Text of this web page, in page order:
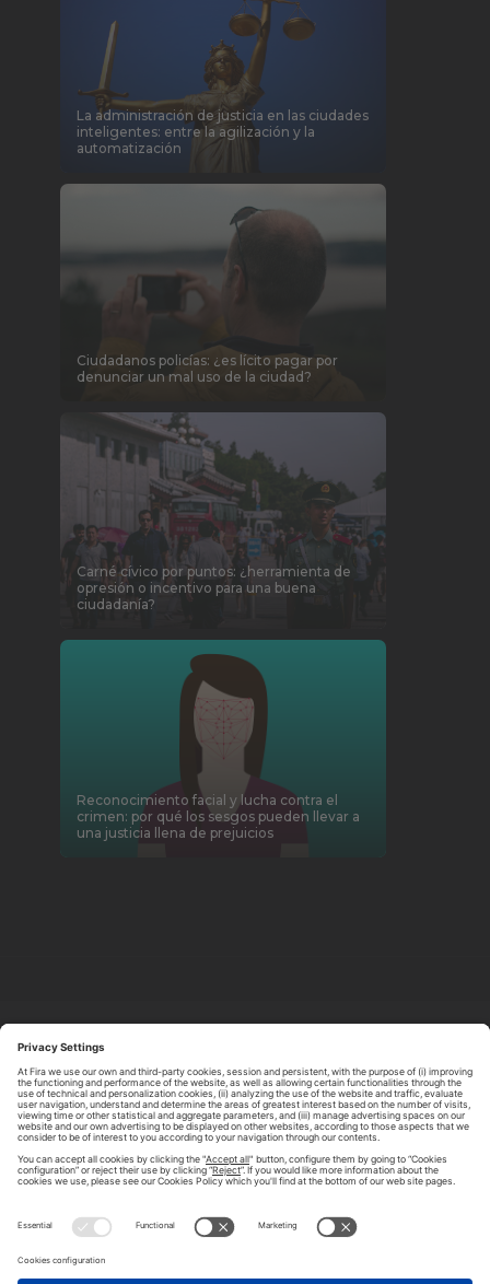
La administración de justicia en las ciudades
inteligentes: entre la agilización y la
automatización
Ciudadanos policías: ¿es lícito pagar por
denunciar un mal uso de la ciudad?
Carné cívico por puntos: ¿herramienta de
opresión o incentivo para una buena
ciudadanía?
Reconocimiento facial y lucha contra el
crimen: por qué los sesgos pueden llevar a
una justicia llena de prejuicios
CONTACT US
LEGAL NOTICE